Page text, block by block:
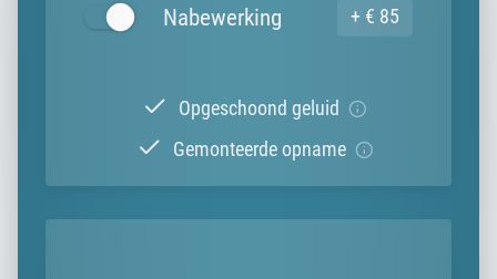
+ € 85
Nabewerking
Opgeschoond geluid
Gemonteerde opname